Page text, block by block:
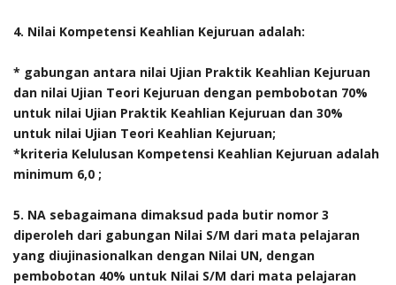
4. Nilai Kompetensi Keahlian Kejuruan adalah:
* gabungan antara nilai Ujian Praktik Keahlian Kejuruan
dan nilai Ujian Teori Kejuruan dengan pembobotan 70%
untuk nilai Ujian Praktik Keahlian Kejuruan dan 30%
untuk nilai Ujian Teori Keahlian Kejuruan;
*kriteria Kelulusan Kompetensi Keahlian Kejuruan adalah
minimum 6,0 ;
5. NA sebagaimana dimaksud pada butir nomor 3
diperoleh dari gabungan Nilai S/M dari mata pelajaran
yang diujinasionalkan dengan Nilai UN, dengan
pembobotan 40% untuk Nilai S/M dari mata pelajaran